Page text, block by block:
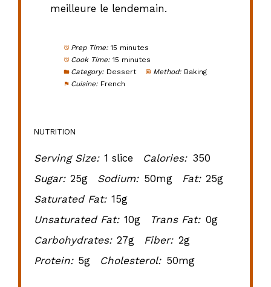
meilleure le lendemain.
Prep Time: 15 minutes
Cook Time: 15 minutes
Category: Dessert Method: Baking
Cuisine: French
NUTRITION
Serving Size: 1 slice Calories: 350
Sugar: 25g Sodium: 50mg Fat: 25g
Saturated Fat: 15g
Unsaturated Fat: 10g Trans Fat: 0g
Carbohydrates: 27g Fiber: 2g
Protein: 5g Cholesterol: 50mg